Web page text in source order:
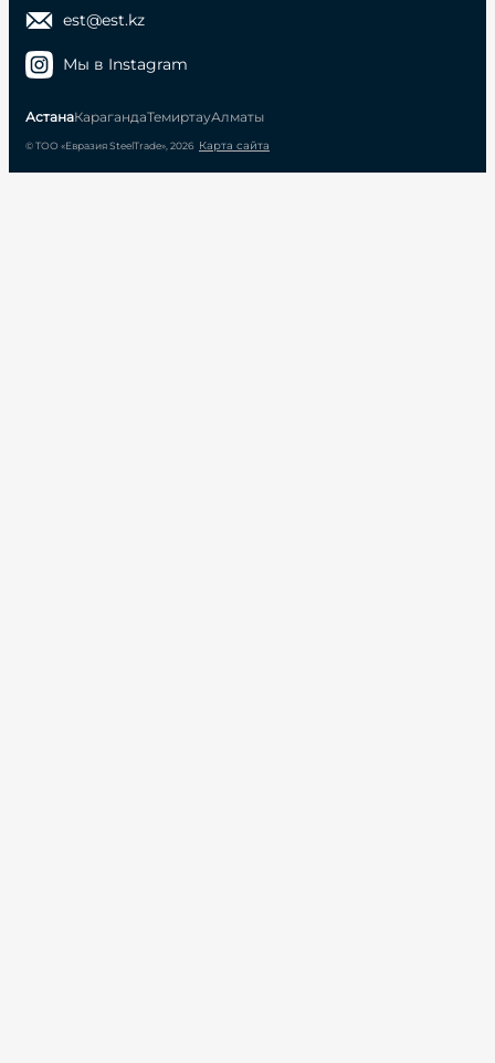
est@est.kz
Мы в Instagram
АстанаКарагандаТемиртауАлматы
© ТОО «Евразия SteelTrade», 2026 Карта сайта